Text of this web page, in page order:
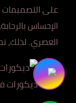
على التصميمات
الإحساس
العصري. لذلك،
ديكورات